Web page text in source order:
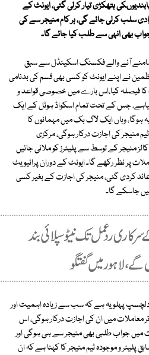
ہتھکڑی تیار کرلی گئی، ایونٹ کے
سلب کرلی جائے گی، ہر کام منیجر سے کی
بھی انہی سے طلب کیا جائے گا۔
آنے والے فکسنگ اسکینڈل سے سبق
نے اپنے ایونٹ کو کسی بھی قسم کی بدنامی
فیصلہ کیا،اس بارے میں خصوصی قواعد و
جس کے تحت تمام اسکواڈ ہوٹل کے ایک
ہوگا، وہاں ایک لاگ بک میں مہمانوں کا
منیجر کی اجازت درکار ہوگی، مرکزی
منیجر کے توسط سے پلیئرز کو ملائی جائیں
پر نظر رکھے گا۔ ایونٹ کے دوران پرائیویٹ
عائد کردی گئی، منیجر کی اجازت کے بغیر کسی
جاسکے گا۔
پہلو یہ ہے کہ سب سے زیادہ اہمیت اور
معاملات میں ان کی اجازت درکار ہوگی، اس
میں جواب طلبی بھی منیجر سے ہی ہوگی اور
پلیئر و موجودہ ٹیم منیجر کا کہنا ہے کہ ان